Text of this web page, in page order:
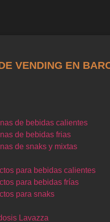
VENDING EN
de bebidas calientes
de bebidas frias
de snaks y mixtas
para bebidas calientes
para bebidas frías
para snaks
Lavazza